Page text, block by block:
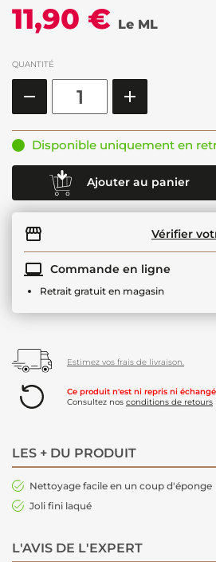
11,90 € Le ML
QUANTITÉ
Disponible uniquement en
Ajouter au panier
Vérifier
Commande en ligne
Retrait gratuit en magasin
Estimez vos frais de livraison.
Ce produit n'est ni repris ni
Consultez nos conditions de retours
LES + DU PRODUIT
Nettoyage facile en un coup d'éponge
Joli fini laqué
L'AVIS DE L'EXPERT